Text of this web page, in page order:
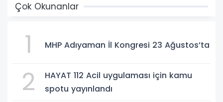
Çok Okunanlar
1 MHP Adıyaman İl Kongresi 23 Ağustos’ta
2
HAYAT 112 Acil uygulaması için kamu
spotu yayınlandı